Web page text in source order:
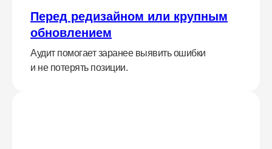
Перед редизайном или крупным
обновлением
Аудит помогает заранее выявить ошибки
и не потерять позиции.